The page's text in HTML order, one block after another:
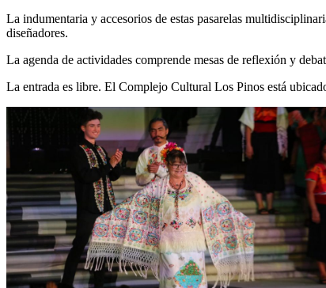
La indumentaria y accesorios de estas pasarelas
diseñadores.
La agenda de actividades comprende mesas de reflexión y
La entrada es libre. El Complejo Cultural Los Pinos está